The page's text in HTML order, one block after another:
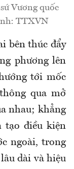
Vương quốc
TTXVN
bên thúc đẩy
phương lên
tới mốc
qua mở
nhau; khẳng
tạo điều kiện
ngoài, trong
dài và hiệu